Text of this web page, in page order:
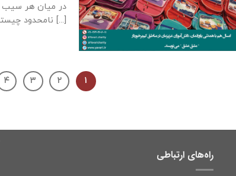
در میان هر سیب
نامحدود چیستانی ست [...]
۱ ۲ ۳ ۴
راه‌های ارتباطی